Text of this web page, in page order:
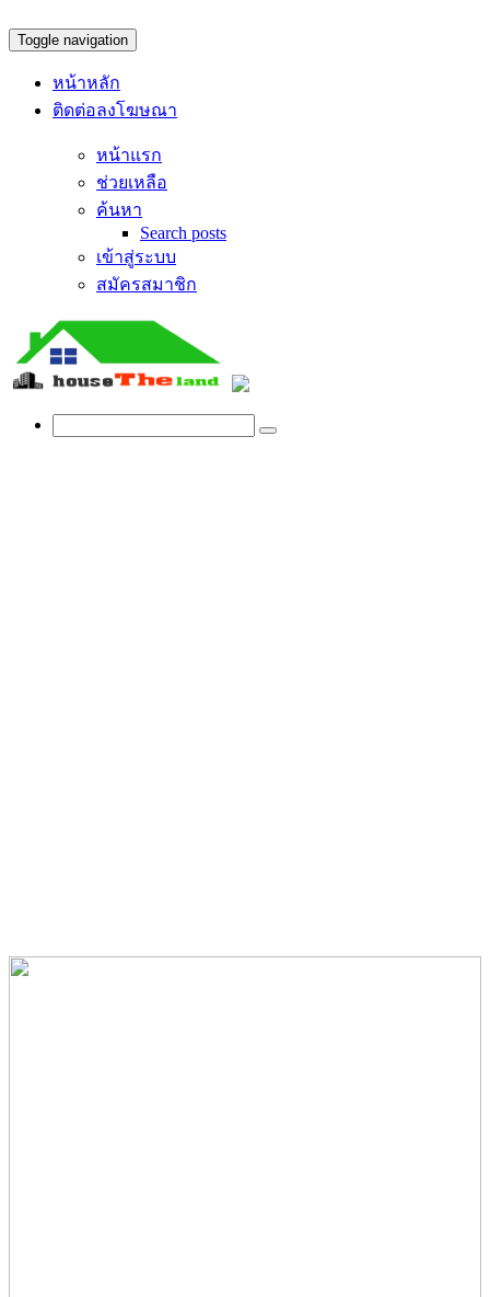
Toggle navigation
หน้าหลัก
ติดต่อลงโฆษณา
หน้าแรก
ช่วยเหลือ
ค้นหา
Search posts
เข้าสู่ระบบ
สมัครสมาชิก